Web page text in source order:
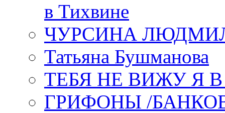
в Тихвине
ЧУРСИНА
Татьяна Бушманова
ТЕБЯ НЕ ВИЖУ Я
ГРИФОНЫ /